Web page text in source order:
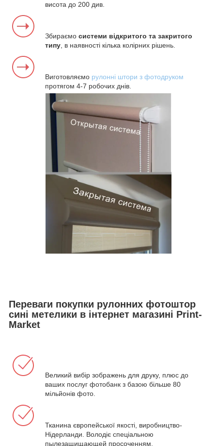
висота до 200 див.
Збираємо системи відкритого та закритого
типу, в наявності кілька колірних рішень.
Виготовляємо рулонні штори з фотодруком
протягом 4-7 робочих днів.
Переваги покупки рулонних фотоштор
сині метелики в інтернет магазині Print-
Market
Великий вибір зображень для друку, плюс до
ваших послуг фотобанк з базою більше 80
мільйонів фото.
Тканина європейської якості, виробництво-
Нідерланди. Володіє спеціальною
пылезащищающей просоченням.